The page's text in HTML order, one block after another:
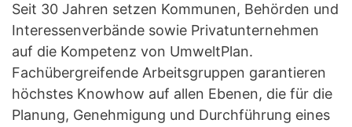
Seit 30 Jahren setzen Kommunen, Behörden und
Interessenverbände sowie Privatunternehmen
auf die Kompetenz von UmweltPlan.
Fachübergreifende Arbeitsgruppen garantieren
höchstes Knowhow auf allen Ebenen, die für die
Planung, Genehmigung und Durchführung eines